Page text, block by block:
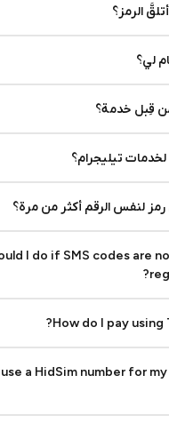
الرمز؟
لي؟
قِبل خدمة؟
لخدمات تيليجرام؟
لنفس الرقم أكثر من مرة؟
I do if SMS codes are
How do I pay using
Step 2: Buy
Step 3: Pay
use a HidSim number for
Quality High To